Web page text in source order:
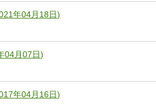
年04月18日)
04月07日)
年04月16日)